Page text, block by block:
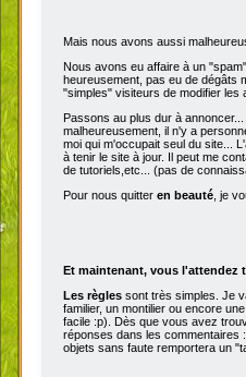
Mais nous avons aussi
Nous avons eu affaire à un
heureusement, pas eu de dégâts
"simples" visiteurs de modifier
Passons au plus dur à
malheureusement, il n'y a
moi qui m'occupait seul du site...
à tenir le site à jour. Il peut me
de tutoriels,etc... (pas de
Pour nous quitter en beauté, je
Et maintenant, vous l'attendez
Les règles sont très simples. Je
familier, un montilier ou encore
facile :p). Dès que vous avez
réponses dans les commentaires
objets sans faute remportera un